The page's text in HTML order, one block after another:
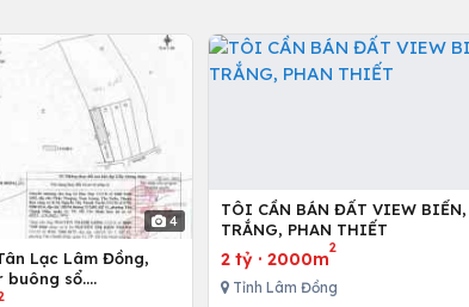
4
Lạc Lâm Đồng,
buông sổ.
TÔI CẦN BÁN ĐẤT VIEW BIỂN,
TRẮNG, PHAN THIẾT
2 tỷ· 2000m
2
Tỉnh Lâm Đồng